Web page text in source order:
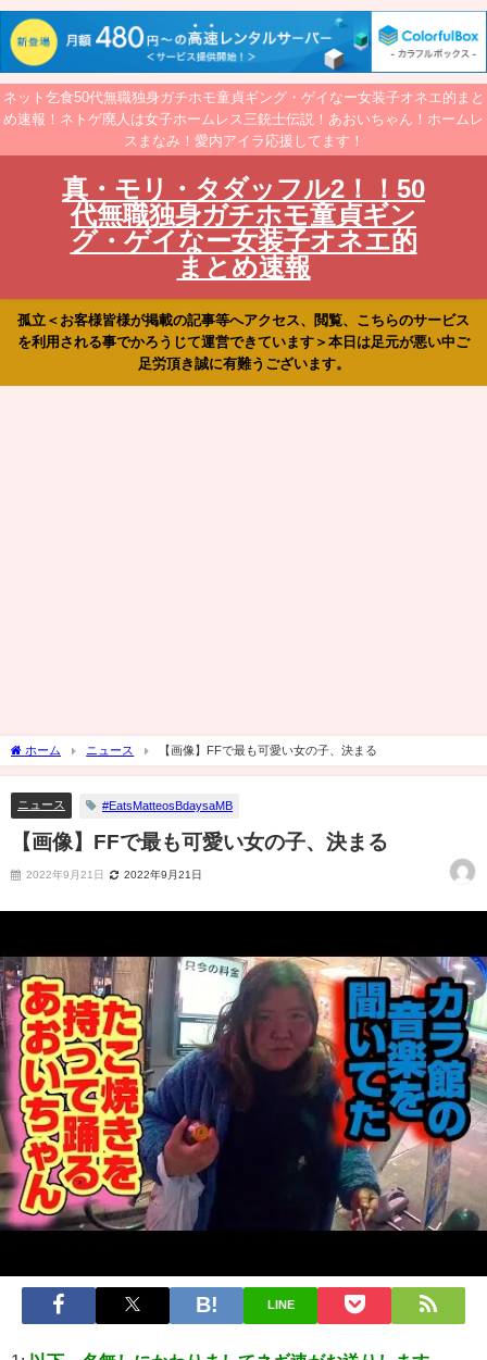
ネット乞食50代無職独身ガチホモ童貞ギング・ゲイなー女装子オネエ的まと
め速報！ネトゲ廃人は女子ホームレス三銃士伝説！あおいちゃん！ホームレ
スまなみ！愛内アイラ応援してます！
真・モリ・タダッフル2！！50
代無職独身ガチホモ童貞ギン
グ・ゲイなー女装子オネエ的
まとめ速報
孤立＜お客様皆様が掲載の記事等へアクセス、閲覧、こちらのサービス
を利用される事でかろうじて運営できています＞本日は足元が悪い中ご
足労頂き誠に有難うございます。
ホーム ニュース 【画像】FFで最も可愛い女の子、決まる
ニュース #EatsMatteosBdaysaMB
【画像】FFで最も可愛い女の子、決まる
2022年9月21日 2022年9月21日
LINE